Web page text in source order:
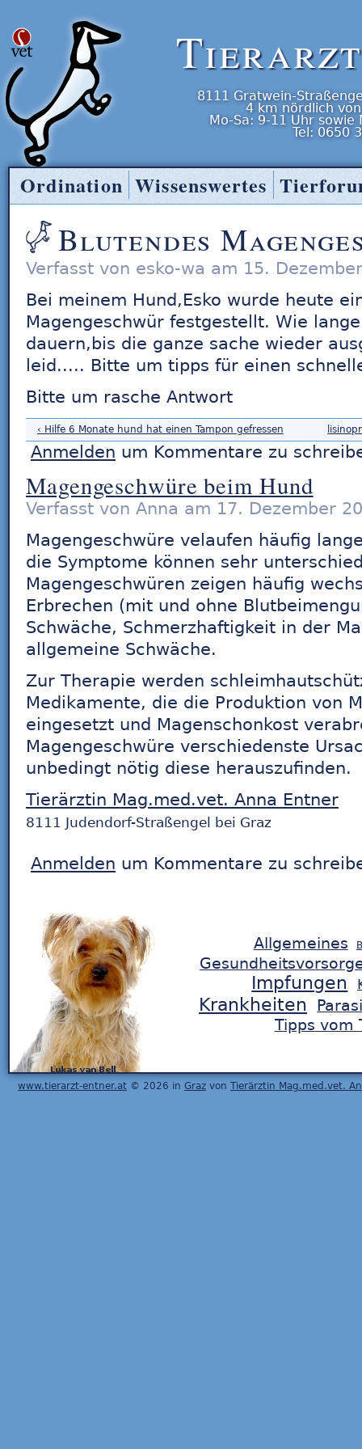
8111 Gratwein-
4 km nördlich
Mo-Sa: 9-11 Uhr sowie
Tel: 0650
Blutendes
Verfasst von esko-wa am 15.
Bei meinem Hund,Esko wurde heute
Magengeschwür festgestellt. Wie
dauern,bis die ganze sache wieder
leid..... Bitte um tipps für einen
Bitte um rasche Antwort
‹ Hilfe 6 Monate hund hat einen Tampon gefressen
Anmelden um Kommentare zu
Magengeschwüre beim Hund
Verfasst von Anna am 17. Dezember
Magengeschwüre velaufen häufig
die Symptome können sehr
Magengeschwüren zeigen häufig
Erbrechen (mit und ohne
Schwäche, Schmerzhaftigkeit in der
allgemeine Schwäche.
Zur Therapie werden
Medikamente, die die Produktion von
eingesetzt und Magenschonkost
Magengeschwüre verschiedenste
unbedingt nötig diese herauszufinden.
Tierärztin Mag.med.vet. Anna Entner
8111 Judendorf-Straßengel bei Graz
Anmelden um Kommentare zu
Tierarzt Entner
Ordination Wissenswertes
www.tierarzt-entner.at © 2026 in Graz von Tierärztin Mag.med.vet.
Allgemeines
Impfungen
Krankheiten
Tipps vom